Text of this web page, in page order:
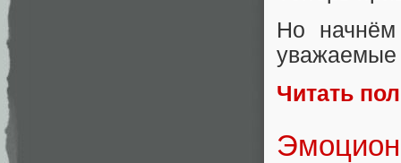
Но
уважаемые
Читать